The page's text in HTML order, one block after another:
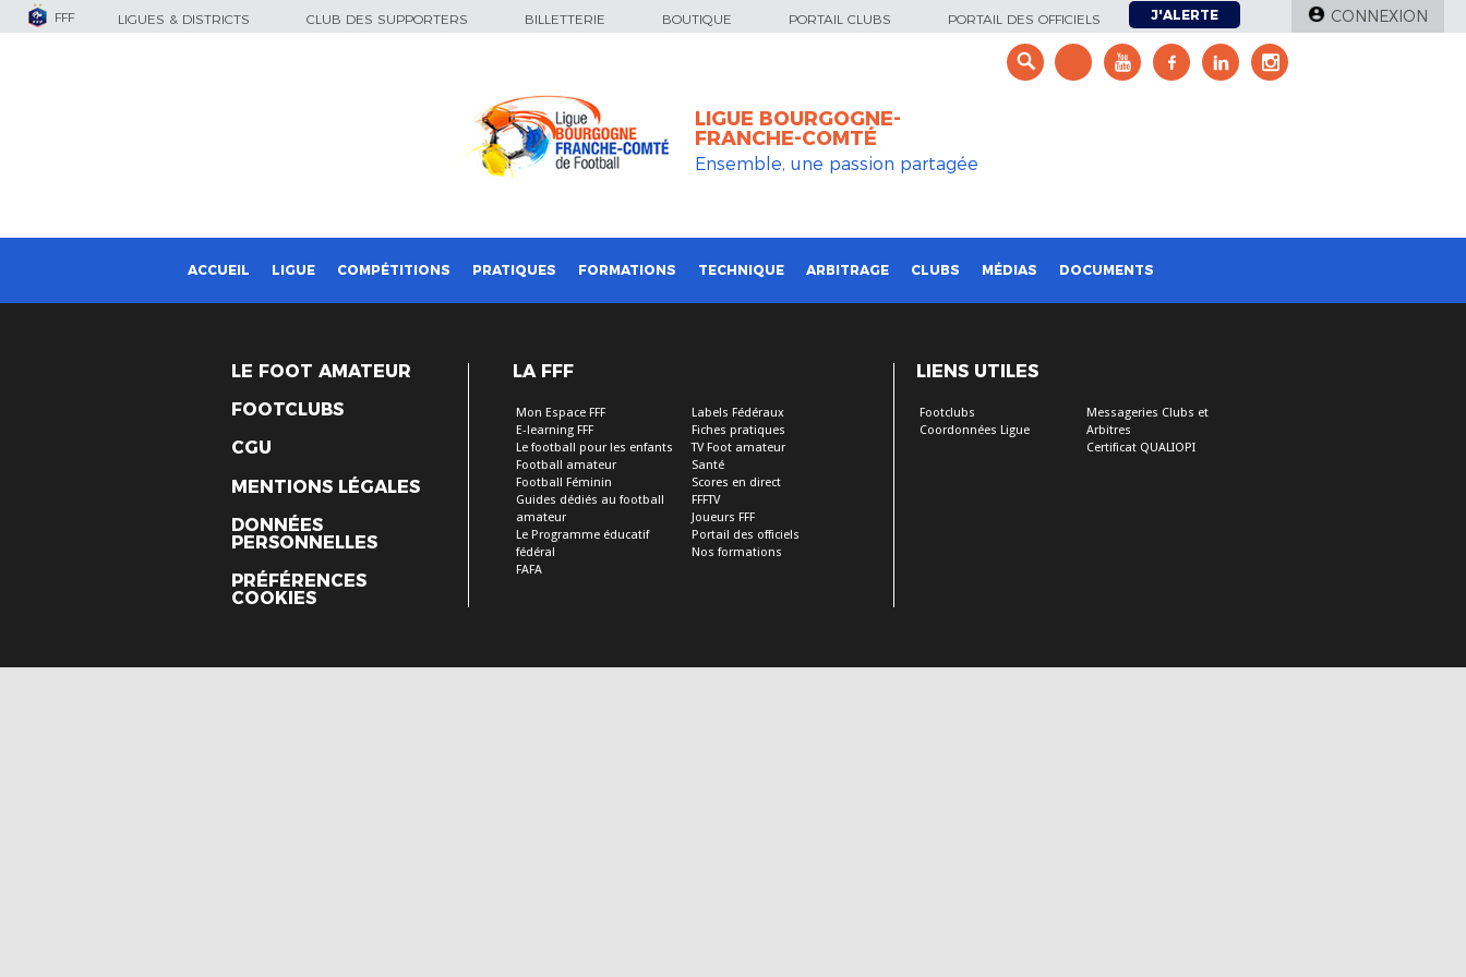
FFF LIGUES & DISTRICTS CLUB DES SUPPORTERS BILLETTERIE BOUTIQUE PORTAIL CLUBS PORTAIL DES OFFICIELS J'ALERTE CONNEXION
LIGUE BOURGOGNE-
FRANCHE-COMTÉ
Ensemble, une passion partagée
ACCUEIL LIGUE COMPÉTITIONS PRATIQUES FORMATIONS TECHNIQUE ARBITRAGE CLUBS MÉDIAS DOCUMENTS
LE FOOT AMATEUR
FOOTCLUBS
CGU
MENTIONS LÉGALES
DONNÉES
PERSONNELLES
PRÉFÉRENCES
COOKIES
LA FFF
Mon Espace FFF
E-learning FFF
Le football pour les enfants
Football amateur
Football Féminin
Guides dédiés au football
amateur
Le Programme éducatif
fédéral
FAFA
Labels Fédéraux
Fiches pratiques
TV Foot amateur
Santé
Scores en direct
FFFTV
Joueurs FFF
Portail des officiels
Nos formations
LIENS UTILES
Footclubs
Coordonnées Ligue
Messageries Clubs et
Arbitres
Certificat QUALIOPI